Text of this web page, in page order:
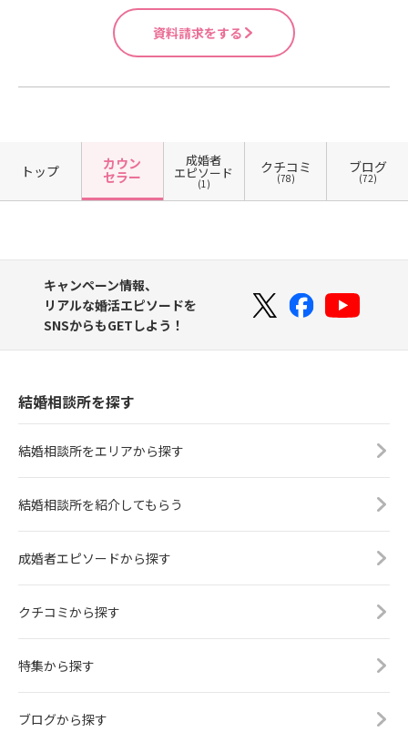
資料請求をする
トップ カウン
セラー
成婚者
エピソード
(1)
クチコミ
(78)
ブログ
(72)
キャンペーン情報、
リアルな婚活エピソードを
SNSからもGETしよう！
結婚相談所を探す
結婚相談所をエリアから探す
結婚相談所を紹介してもらう
成婚者エピソードから探す
クチコミから探す
特集から探す
ブログから探す